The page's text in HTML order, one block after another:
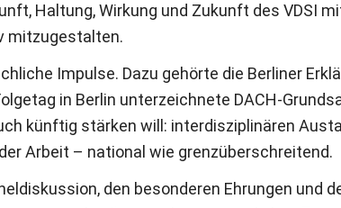
Haltung, Wirkung und Zukunft des VDSI
mitzugestalten.
Impulse. Dazu gehörte die Berliner
in Berlin unterzeichnete DACH-
künftig stärken will: interdisziplinären
Arbeit – national wie grenzüberschreitend.
den besonderen Ehrungen und